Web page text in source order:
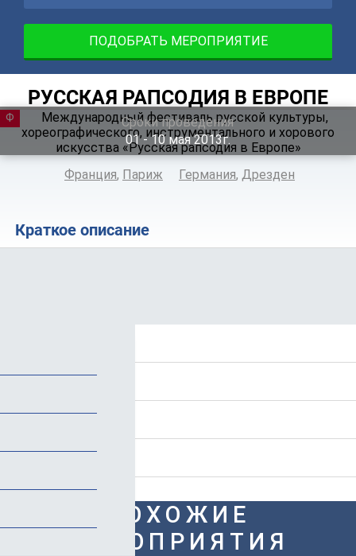
ПОДОБРАТЬ МЕРОПРИЯТИЕ
РУССКАЯ РАПСОДИЯ В ЕВРОПЕ
Сроки проведения
01 ‐ 10 мая 2013г.
ФЕСТИВАЛЬ
Франция, Париж Германия, Дрезден
Краткое описание
ПОХОЖИЕ
МЕРОПРИЯТИЯ